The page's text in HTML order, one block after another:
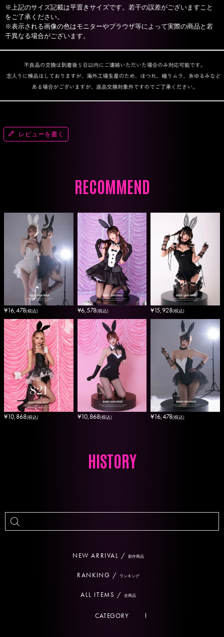
※上記のサイズ記載は平置きサイズです。若干の誤差がございますこと
をご了承ください。
※表示される画像の色はモニターやブラウザ等によって実際の商品と若
干異なる場合がございます。
レビューを書く
RECOMMEND
¥16,478(税込) ¥6,578(税込) ¥15,928(税込)
¥10,868(税込) ¥10,868(税込) ¥16,478(税込)
HISTORY
NEW ARRIVAL /新作商品
RANKING / ランキング
ALL ITEMS /全商品
CATEGORY